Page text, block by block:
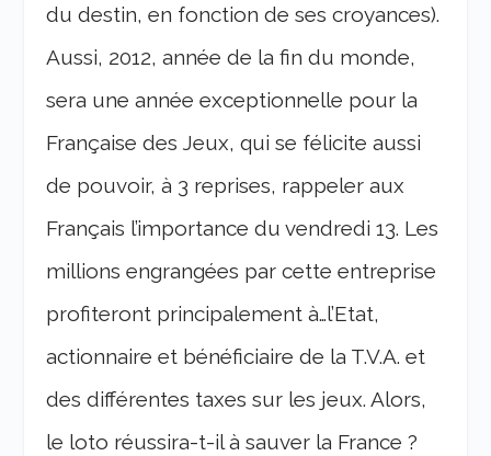
du destin, en fonction de ses croyances).
Aussi, 2012, année de la fin du monde,
sera une année exceptionnelle pour la
Française des Jeux, qui se félicite aussi
de pouvoir, à 3 reprises, rappeler aux
Français l’importance du vendredi 13. Les
millions engrangées par cette entreprise
profiteront principalement à…l’Etat,
actionnaire et bénéficiaire de la T.V.A. et
des différentes taxes sur les jeux. Alors,
le loto réussira-t-il à sauver la France ?